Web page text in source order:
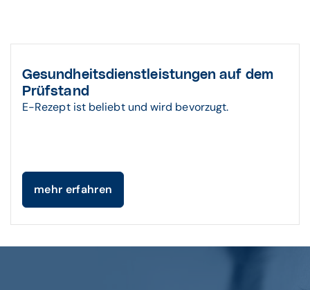
Gesundheitsdienstleistungen auf dem
Prüfstand
E-Rezept ist beliebt und wird bevorzugt.
mehr erfahren